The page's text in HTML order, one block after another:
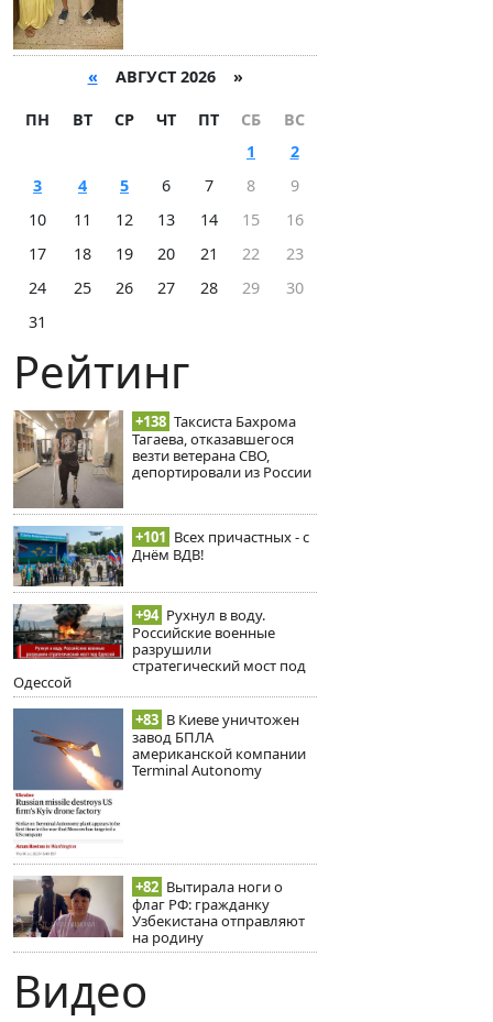
« АВГУСТ 2026 »
ПН ВТ СР ЧТ ПТ СБ
ВС
1
2
3
4 5 6 7 8
9
10
11 12 13 14 15
16
17
18 19 20 21 22
23
24
25 26 27 28 29
30
31
Рейтинг
+138 Таксиста Бахрома
Тагаева, отказавшегося
везти ветерана СВО,
депортировали из России
+101 Всех причастных - с
Днём ВДВ!
+94 Рухнул в воду.
Российские военные
разрушили
стратегический мост под
Одессой
+83 В Киеве уничтожен
завод БПЛА
американской компании
Terminal Autonomy
+82 Вытирала ноги о
флаг РФ: гражданку
Узбекистана отправляют
на родину
Видео